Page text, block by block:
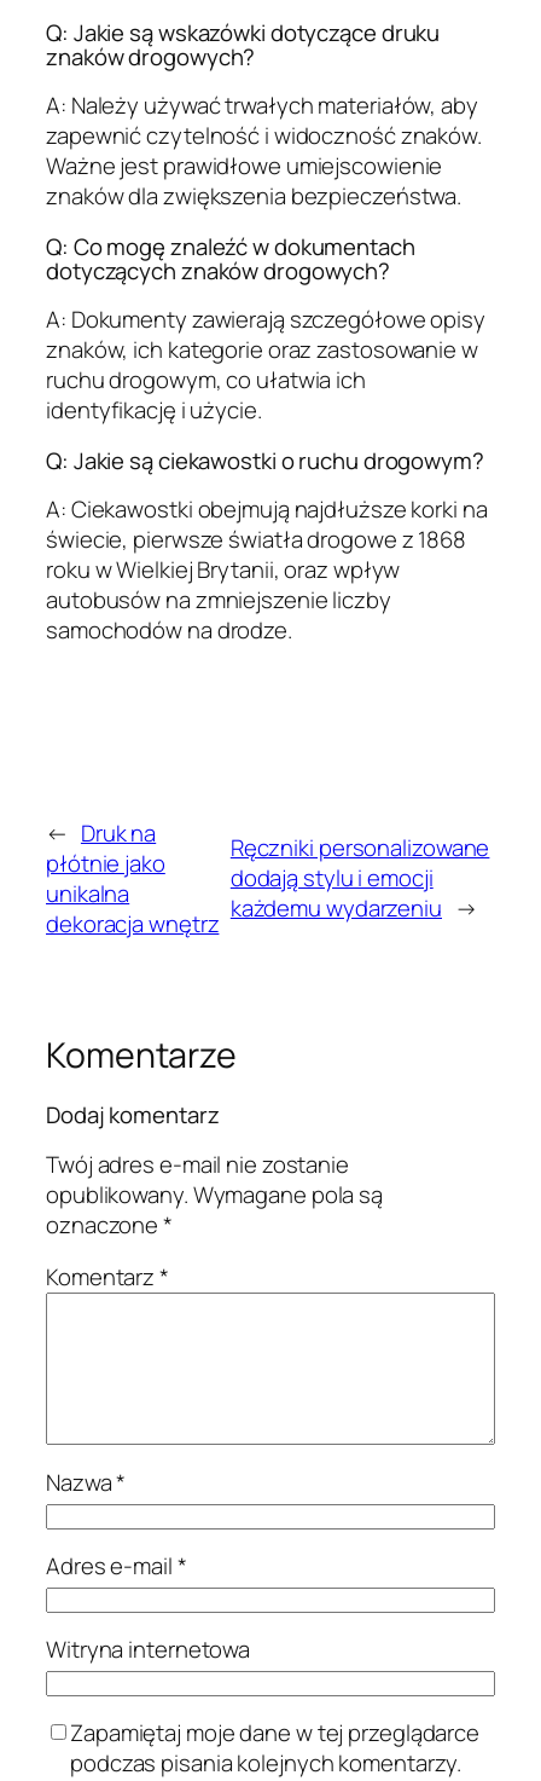
Q: Jakie są wskazówki dotyczące druku
znaków drogowych?
A: Należy używać trwałych materiałów, aby
zapewnić czytelność i widoczność znaków.
Ważne jest prawidłowe umiejscowienie
znaków dla zwiększenia bezpieczeństwa.
Q: Co mogę znaleźć w dokumentach
dotyczących znaków drogowych?
A: Dokumenty zawierają szczegółowe opisy
znaków, ich kategorie oraz zastosowanie w
ruchu drogowym, co ułatwia ich
identyfikację i użycie.
Q: Jakie są ciekawostki o ruchu drogowym?
A: Ciekawostki obejmują najdłuższe korki na
świecie, pierwsze światła drogowe z 1868
roku w Wielkiej Brytanii, oraz wpływ
autobusów na zmniejszenie liczby
samochodów na drodze.
← Druk na
płótnie jako
unikalna
dekoracja wnętrz
Ręczniki personalizowane
dodają stylu i emocji
każdemu wydarzeniu →
Komentarze
Dodaj komentarz
Twój adres e-mail nie zostanie
opublikowany.Wymagane pola są
oznaczone*
Komentarz*
Nazwa*
Adres e-mail*
Witryna internetowa
Zapamiętaj moje dane w tej przeglądarce
podczas pisania kolejnych komentarzy.